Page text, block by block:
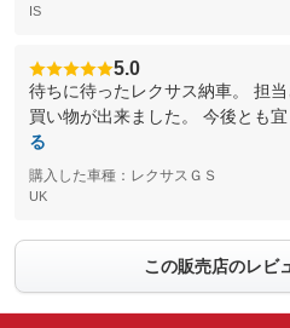
IS
5.0
待ちに待ったレクサス納車。 担
買い物が出来ました。 今後とも宜
る
購入した車種：レクサスＧＳ
UK
この販売店のレビ